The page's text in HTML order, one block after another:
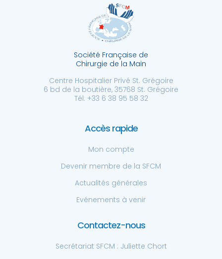
Société Française de
Chirurgie de la Main
Centre Hospitalier Privé St. Grégoire
6 bd de la boutière, 35768 St. Grégoire
Tél: +33 6 38 95 58 32
Accès rapide
Mon compte
Devenir membre de la SFCM
Actualités générales
Evénements à venir
Contactez-nous
Secrétariat SFCM : Juliette Chort